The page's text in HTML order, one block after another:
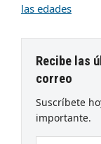
las edades
Recibe las
correo
Suscríbete
importante.